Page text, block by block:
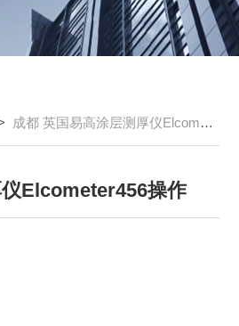
成都 英国易高涂层测厚仪Elcometer456操作
Elcometer456操作